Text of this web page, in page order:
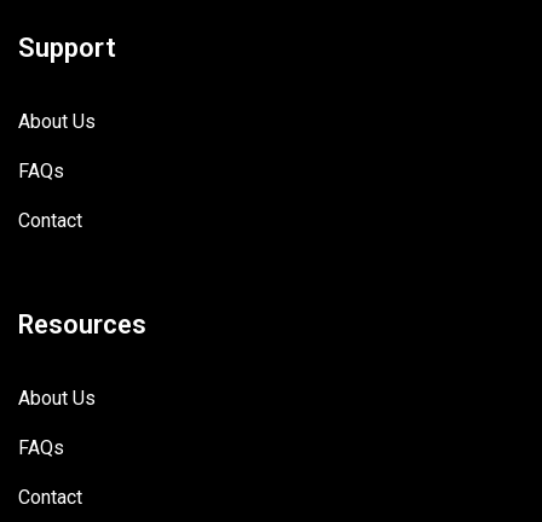
Support
About Us
FAQs
Contact
Resources
About Us
FAQs
Contact